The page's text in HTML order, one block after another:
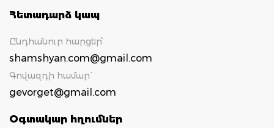
Հետադարձ կապ
Ընդհանուր հարցեր՝
shamshyan.com@gmail.com
Գովազդի համար`
gevorget@gmail.com
Օգտակար հղումներ